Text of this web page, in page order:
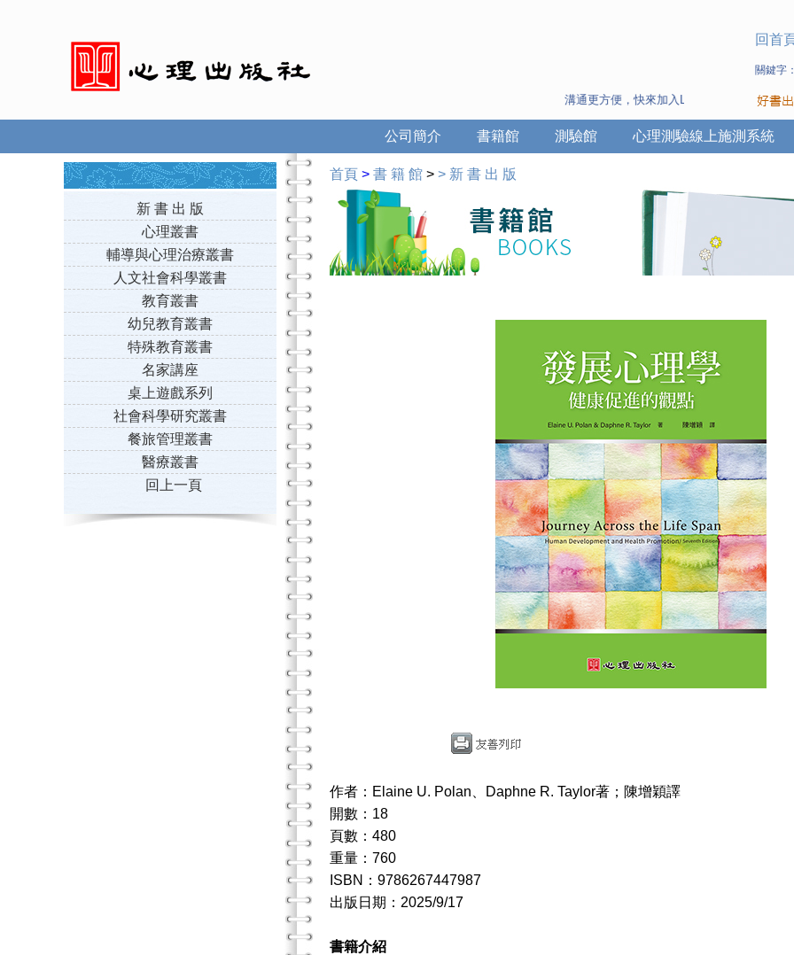
溝通更方便，快來加入Line 與 Wechat ~
回首
關鍵字
心理測驗線上施測系統
測驗館
書籍館
公司簡介
新 書 出 版
心理叢書
輔導與心理治療叢書
人文社會科學叢書
教育叢書
幼兒教育叢書
特殊教育叢書
名家講座
桌上遊戲系列
社會科學研究叢書
餐旅管理叢書
醫療叢書
回上一頁
首頁 > 書 籍 館 > > 新 書 出 版
作者：Elaine U. Polan、Daphne R. Taylor著；陳增穎譯
開數：18
頁數：480
重量：760
ISBN：9786267447987
出版日期：2025/9/17
書籍介紹